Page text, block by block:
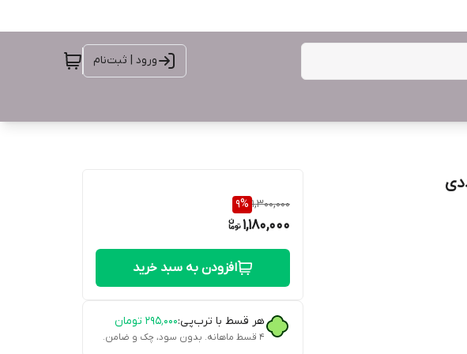
ورود | ثبت‌نام
1,300,000
9%
1,180,000
افزودن به سبد خرید
هر قسط با ترب‌پی:۲۹۵٬۰۰۰ تومان
۴ قسط ماهانه. بدون سود، چک و ضامن.